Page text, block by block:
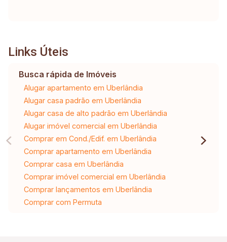
Links Úteis
Busca rápida de Imóveis
Alugar apartamento em Uberlândia
Alugar casa padrão em Uberlândia
Alugar casa de alto padrão em Uberlândia
Alugar imóvel comercial em Uberlândia
Comprar em Cond./Edif. em Uberlândia
Comprar apartamento em Uberlândia
Comprar casa em Uberlândia
Comprar imóvel comercial em Uberlândia
Comprar lançamentos em Uberlândia
Comprar com Permuta